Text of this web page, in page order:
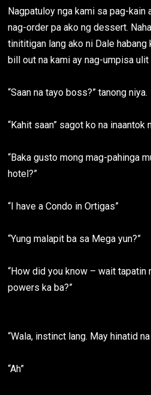
Nagpatuloy nga kami sa pag-kain
nag-order pa ako ng dessert.
tinititigan lang ako ni Dale habang
bill out na kami ay nag-umpisa
“Saan na tayo boss?” tanong niya.
“Kahit saan” sagot ko na inaantok
“Baka gusto mong mag-pahinga
hotel?”
“I have a Condo in Ortigas”
“Yung malapit ba sa Mega yun?”
“How did you know – wait tapatin
powers ka ba?”
“Wala, instinct lang. May hinatid
“Ah”